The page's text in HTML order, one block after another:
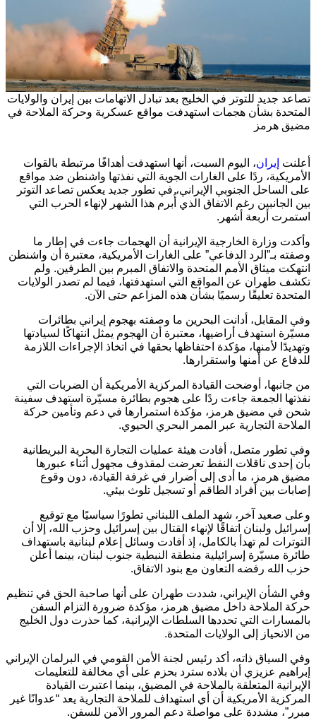
تصاعد جديد للتوتر في الخليج بعد تبادل الاتهامات بين إيران والولايات
المتحدة بشأن هجمات استهدفت مواقع عسكرية وحركة الملاحة في
مضيق هرمز
أعلنت إيران، اليوم السبت، أنها استهدفت أهدافًا مرتبطة بالقوات
الأمريكية، ردًا على الغارات الجوية التي نفذتها واشنطن ضد مواقع
على الساحل الجنوبي الإيراني، في تطور جديد يعكس تصاعد التوتر
بين الجانبين رغم الاتفاق الذي أُبرم هذا الشهر لإنهاء الحرب التي
استمرت أربعة أشهر.
وأكدت وزارة الخارجية الإيرانية أن الهجمات جاءت في إطار ما
وصفته بـ”الرد الدفاعي” على الغارات الأمريكية، معتبرة أن واشنطن
انتهكت ميثاق الأمم المتحدة والاتفاق المبرم بين الطرفين. ولم
تكشف طهران عن المواقع التي استهدفتها، فيما لم تصدر الولايات
المتحدة تعليقًا رسميًا بشأن هذه المزاعم حتى الآن.
وفي المقابل، أدانت البحرين ما وصفته بهجوم إيراني بطائرات
مسيّرة استهدف أراضيها، معتبرة أن الهجوم يمثل انتهاكًا لسيادتها
وتهديدًا لأمنها، مؤكدة احتفاظها بحقها في اتخاذ الإجراءات اللازمة
للدفاع عن أمنها واستقرارها.
من جانبها، أوضحت القيادة المركزية الأمريكية أن الضربات التي
نفذتها الجمعة جاءت ردًا على هجوم بطائرة مسيّرة استهدف سفينة
شحن في مضيق هرمز، مؤكدة استمرارها في دعم وتأمين حركة
الملاحة التجارية عبر الممر البحري الحيوي.
وفي تطور متصل، أفادت هيئة عمليات التجارة البحرية البريطانية
بأن إحدى ناقلات النفط تعرضت لمقذوف مجهول أثناء عبورها
مضيق هرمز، ما أدى إلى أضرار في غرفة القيادة، دون وقوع
إصابات بين أفراد الطاقم أو تسجيل تلوث بيئي.
وعلى صعيد آخر، شهد الملف اللبناني تطورًا سياسيًا مع توقيع
إسرائيل ولبنان اتفاقًا لإنهاء القتال بين إسرائيل وحزب الله، إلا أن
التوترات لم تهدأ بالكامل، إذ أفادت وسائل إعلام لبنانية باستهداف
طائرة مسيّرة إسرائيلية منطقة النبطية جنوب لبنان، بينما أعلن
حزب الله رفضه التعاون مع بنود الاتفاق.
وفي الشأن الإيراني، شددت طهران على أنها صاحبة الحق في تنظيم
حركة الملاحة داخل مضيق هرمز، مؤكدة ضرورة التزام السفن
بالمسارات التي تحددها السلطات الإيرانية، كما حذرت دول الخليج
من الانحياز إلى الولايات المتحدة.
وفي السياق ذاته، أكد رئيس لجنة الأمن القومي في البرلمان الإيراني
إبراهيم عزيزي أن بلاده سترد بحزم على أي مخالفة للتعليمات
الإيرانية المتعلقة بالملاحة في المضيق، بينما اعتبرت القيادة
المركزية الأمريكية أن أي استهداف للملاحة التجارية يعد “عدوانًا غير
مبرر”، مشددة على مواصلة دعم المرور الآمن للسفن.